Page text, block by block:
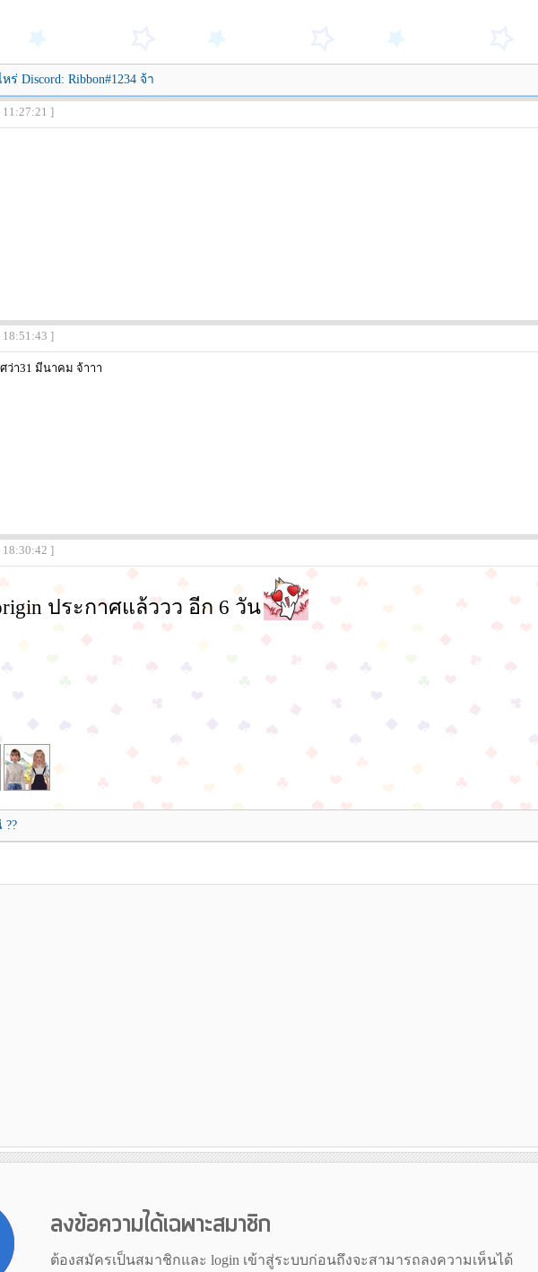
ร่ Discord: Ribbon#1234 จ้า
11:27:21 ]
18:51:43 ]
ว่า31 มีนาคม จ้าาา
18:30:42 ]
ประกาศแล้ววว อีก 6 วัน
??
ลงข้อความได้เฉพาะสมาชิก
ต้องสมัครเป็นสมาชิกและ login เข้าสู่ระบบก่อนถึงจะสามารถลงความเห็นได้